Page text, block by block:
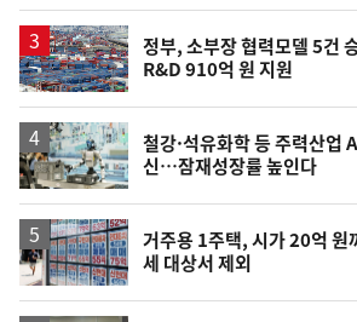
정부, 소부장 협력모델 5건
R&D 910억 원 지원
철강·석유화학 등 주력산업
신…잠재성장률 높인다
거주용 1주택, 시가 20억 원
세 대상서 제외